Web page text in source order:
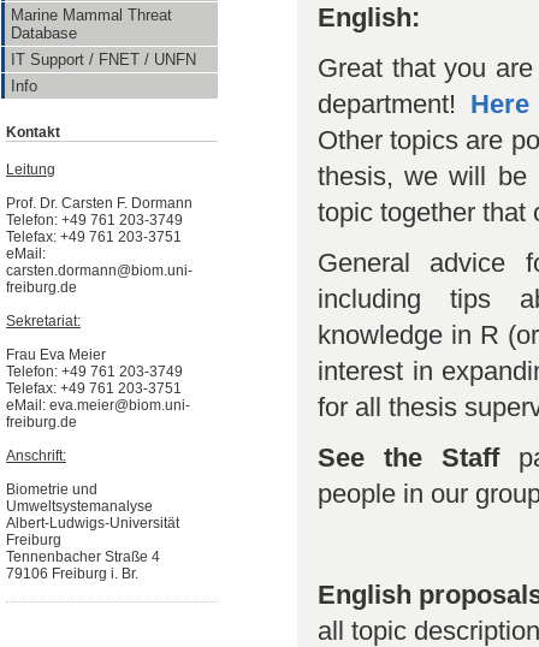
Marine Mammal Threat
Database
IT Support / FNET / UNFN
Info
Kontakt
Leitung
Prof. Dr. Carsten F. Dormann
Telefon: +49 761 203-3749
Telefax: +49 761 203-3751
eMail:
carsten.dormann@biom.uni-
freiburg.de
Sekretariat:
Frau Eva Meier
Telefon: +49 761 203-3749
Telefax: +49 761 203-3751
eMail: eva.meier@biom.uni-
freiburg.de
Anschrift:
Biometrie und
Umweltsystemanalyse
Albert-Ludwigs-Universität
Freiburg
Tennenbacher Straße 4
79106 Freiburg i. Br.
English:
Great that you
department! Here
Other topics are
thesis, we will be
topic together that
General advice
including tips
knowledge in R
interest in
for all thesis
See the Staff
people in our
English
all topic